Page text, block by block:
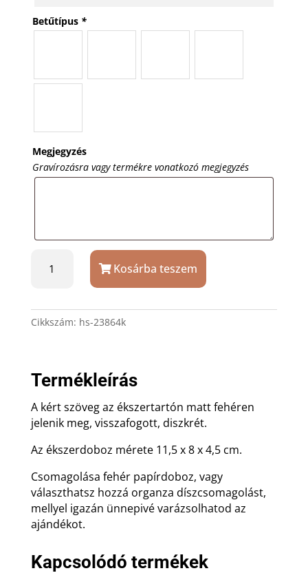
Betűtípus *
Megjegyzés
Gravírozásra vagy termékre vonatkozó megjegyzés
szitakötős
üveg
Kosárba teszem
Cikkszám: hs-23864k
Termékleírás
A kért szöveg az ékszertartón matt fehéren
jelenik meg, visszafogott, diszkrét.
Az ékszerdoboz mérete 11,5 x 8 x 4,5 cm.
Csomagolása fehér papírdoboz, vagy
választhatsz hozzá organza díszcsomagolást,
mellyel igazán ünnepivé varázsolhatod az
ajándékot.
Kapcsolódó termékek